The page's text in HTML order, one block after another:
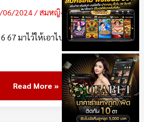
06/2024/สมหญิง
67 มาไว้ให้เอาไปถล่มเจ้ามือในโค้งสุด
เจ้า
ใน
สุดท้าย
ก่อน
หวย
Read More »